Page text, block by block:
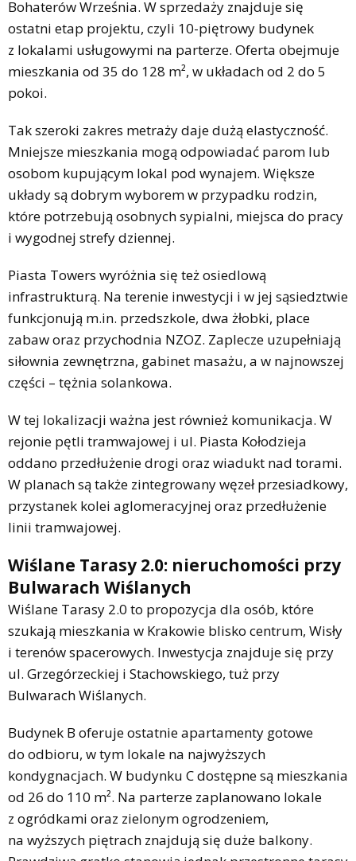
Bohaterów Września. W sprzedaży znajduje się
ostatni etap projektu, czyli 10-piętrowy budynek
z lokalami usługowymi na parterze. Oferta obejmuje
mieszkania od 35 do 128 m², w układach od 2 do 5
pokoi.
Tak szeroki zakres metraży daje dużą elastyczność.
Mniejsze mieszkania mogą odpowiadać parom lub
osobom kupującym lokal pod wynajem. Większe
układy są dobrym wyborem w przypadku rodzin,
które potrzebują osobnych sypialni, miejsca do pracy
i wygodnej strefy dziennej.
Piasta Towers wyróżnia się też osiedlową
infrastrukturą. Na terenie inwestycji i w jej sąsiedztwie
funkcjonują m.in. przedszkole, dwa żłobki, place
zabaw oraz przychodnia NZOZ. Zaplecze uzupełniają
siłownia zewnętrzna, gabinet masażu, a w najnowszej
części – tężnia solankowa.
W tej lokalizacji ważna jest również komunikacja. W
rejonie pętli tramwajowej i ul. Piasta Kołodzieja
oddano przedłużenie drogi oraz wiadukt nad torami.
W planach są także zintegrowany węzeł przesiadkowy,
przystanek kolei aglomeracyjnej oraz przedłużenie
linii tramwajowej.
Wiślane Tarasy 2.0: nieruchomości przy
Bulwarach Wiślanych
Wiślane Tarasy 2.0 to propozycja dla osób, które
szukają mieszkania w Krakowie blisko centrum, Wisły
i terenów spacerowych. Inwestycja znajduje się przy
ul. Grzegórzeckiej i Stachowskiego, tuż przy
Bulwarach Wiślanych.
Budynek B oferuje ostatnie apartamenty gotowe
do odbioru, w tym lokale na najwyższych
kondygnacjach. W budynku C dostępne są mieszkania
od 26 do 110 m². Na parterze zaplanowano lokale
z ogródkami oraz zielonym ogrodzeniem,
na wyższych piętrach znajdują się duże balkony.